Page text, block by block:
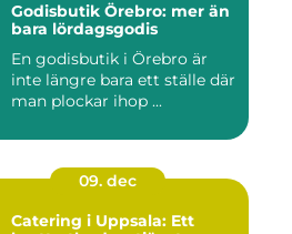
Godisbutik Örebro: mer än
bara lördagsgodis
En godisbutik i Örebro är
inte längre bara ett ställe där
man plockar ihop ...
09. dec
Catering i Uppsala: Ett